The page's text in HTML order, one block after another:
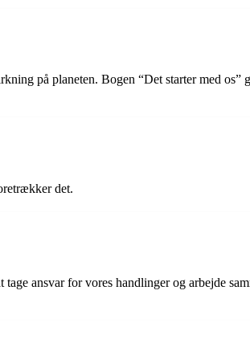
på planeten. Bogen “Det starter med os”
det.
ansvar for vores handlinger og arbejde